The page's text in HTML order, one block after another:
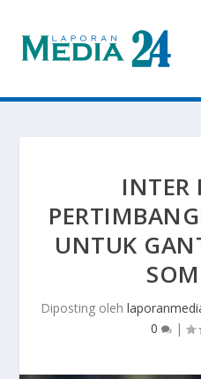
INTER
UNTUK
Diposting oleh
0
|